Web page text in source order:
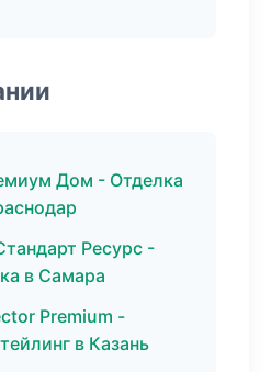
Дом - Отделка
Ресурс -
в Самара
Premium -
в Казань